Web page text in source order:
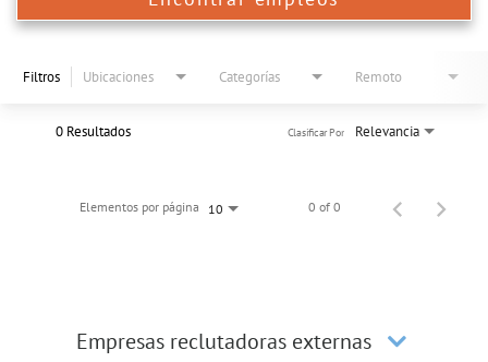
Filtros Ubicaciones Categorías Remoto
0 Resultados Relevancia
Clasificar Por
Elementos por página 10 0 of 0
Empresas reclutadoras externas